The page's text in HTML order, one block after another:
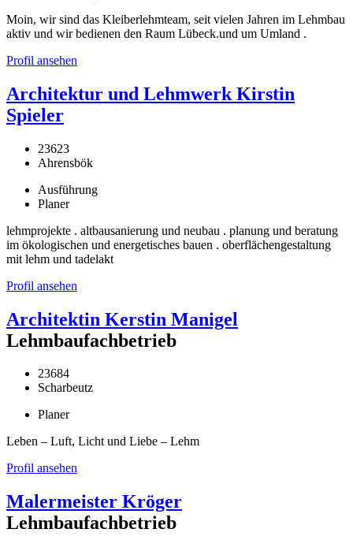
Moin, wir sind das Kleiberlehmteam, seit vielen Jahren im Lehmbau
aktiv und wir bedienen den Raum Lübeck.und um Umland .
Profil ansehen
Architektur und Lehmwerk Kirstin
Spieler
23623
Ahrensbök
Ausführung
Planer
lehmprojekte . altbausanierung und neubau . planung und beratung
im ökologischen und energetisches bauen . oberflächengestaltung
mit lehm und tadelakt
Profil ansehen
Architektin Kerstin Manigel
Lehmbaufachbetrieb
23684
Scharbeutz
Planer
Leben – Luft, Licht und Liebe – Lehm
Profil ansehen
Malermeister Kröger
Lehmbaufachbetrieb